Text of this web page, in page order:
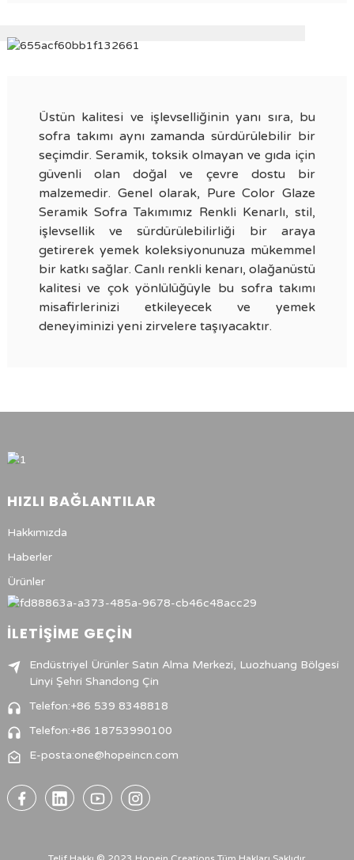
Üstün kalitesi ve işlevselliğinin yanı sıra, bu
sofra takımı aynı zamanda sürdürülebilir bir
seçimdir. Seramik, toksik olmayan ve gıda için
güvenli olan doğal ve çevre dostu bir
malzemedir. Genel olarak, Pure Color Glaze
Seramik Sofra Takımımız Renkli Kenarlı, stil,
işlevsellik ve sürdürülebilirliği bir araya
getirerek yemek koleksiyonunuza mükemmel
bir katkı sağlar. Canlı renkli kenarı, olağanüstü
kalitesi ve çok yönlülüğüyle bu sofra takımı
misafirlerinizi etkileyecek ve yemek
deneyiminizi yeni zirvelere taşıyacaktır.
HIZLI BAĞLANTILAR
Hakkımızda
Haberler
Ürünler
İLETIŞIME GEÇIN
Endüstriyel Ürünler Satın Alma Merkezi, Luozhuang Bölgesi
Linyi Şehri Shandong Çin
Telefon:+86 539 8348818
Telefon:+86 18753990100
E-posta:one@hopeincn.com